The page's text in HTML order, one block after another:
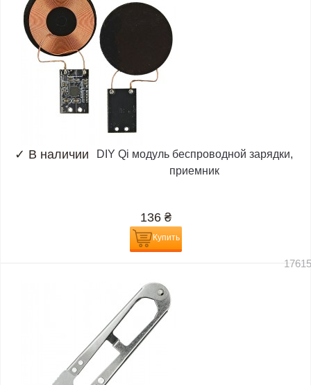
✓ В наличии
DIY Qi модуль беспроводной зарядки,
приемник
136 ₴
Купить